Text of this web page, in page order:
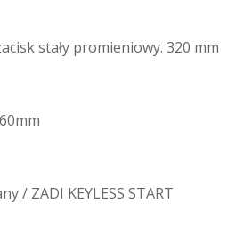
stały promieniowy. 320 mm
/ ZADI KEYLESS START